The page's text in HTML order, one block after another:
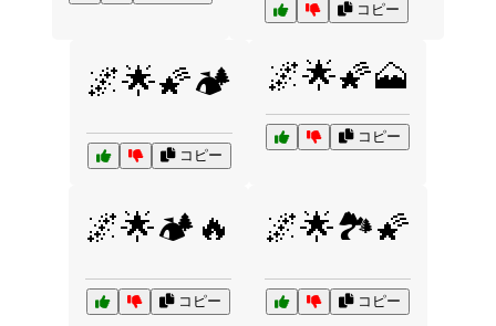
コピー
🌌🌟🌠🏕️
コピー
🌌🌟🌠🗻
コピー
🌌🌟🏕️🔥
コピー
🌌🌟🏞️🌠
コピー